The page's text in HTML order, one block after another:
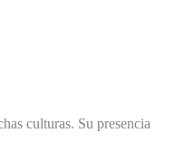
culturas. Su presencia